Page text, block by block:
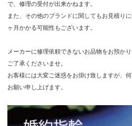
で、修理の受付が出来かねます。
また、その他のブランドに関してもお見積り
ヶ月かかる可能性もございます。
メーカーに修理依頼できないお品物をお預か
ご了承くださいませ。
お客様には大変ご迷惑をお掛け致しますが、
お願い申し上げます。